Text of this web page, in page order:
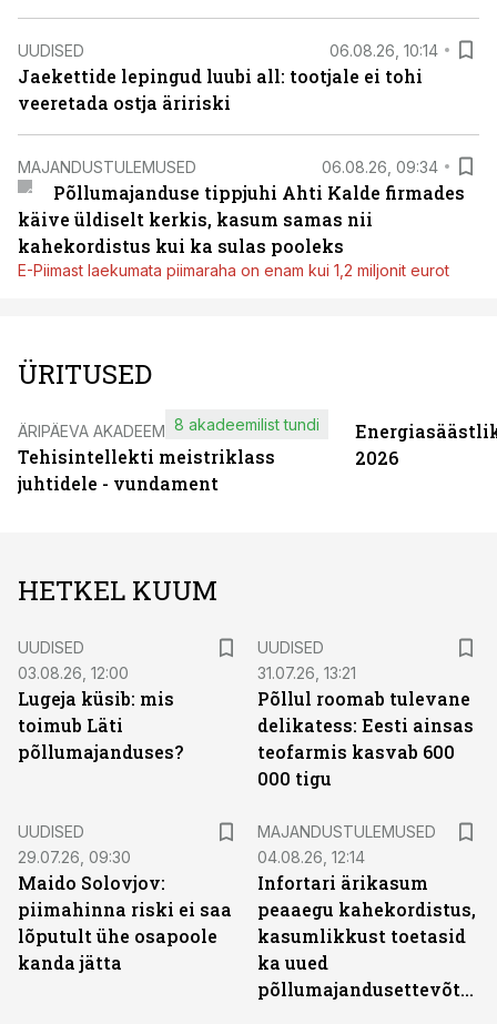
UUDISED 06.08.26, 10:14
Jaekettide lepingud luubi all: tootjale ei tohi
veeretada ostja äririski
MAJANDUSTULEMUSED 06.08.26, 09:34
Põllumajanduse tippjuhi Ahti Kalde firmades
käive üldiselt kerkis, kasum samas nii
kahekordistus kui ka sulas pooleks
E-Piimast laekumata piimaraha on enam kui 1,2 miljonit eurot
ÜRITUSED
ÄRIPÄEVA AKADEEMIA
Tehisintellekti meistriklass
juhtidele - vundament
8 akadeemilist tundi
2026
HETKEL KUUM
UUDISED
03.08.26, 12:00
Lugeja küsib: mis
toimub Läti
põllumajanduses?
UUDISED
31.07.26, 13:21
Põllul roomab tulevane
delikatess: Eesti ainsas
teofarmis kasvab 600
000 tigu
UUDISED
29.07.26, 09:30
Maido Solovjov:
piimahinna riski ei saa
lõputult ühe osapoole
kanda jätta
MAJANDUSTULEMUSED
04.08.26, 12:14
Infortari ärikasum
peaaegu kahekordistus,
kasumlikkust toetasid
ka uued
põllumajandusettevõtted